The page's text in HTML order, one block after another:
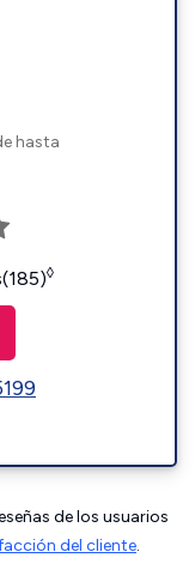
hasta
◊
de los usuarios
del cliente.